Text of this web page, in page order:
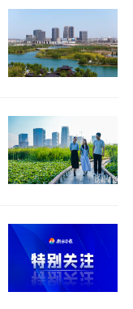
姓。
还处处彰显着
钢柱螺旋上
度要求下，团
接技术，历经
却通透明亮，